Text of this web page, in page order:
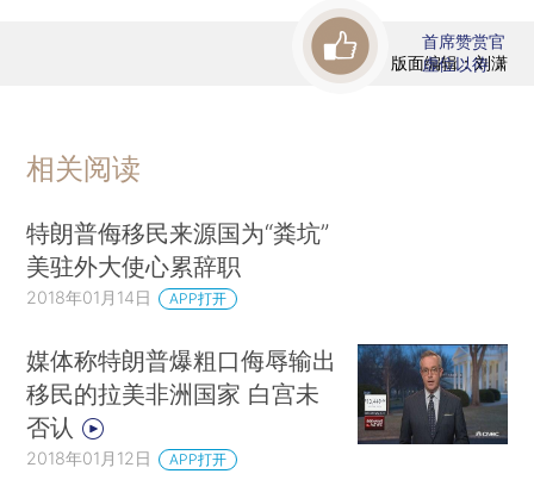
版面编辑：刘潇
首席赞赏官
虚位以待
相关阅读
特朗普侮移民来源国为“粪坑”
美驻外大使心累辞职
2018年01月14日 APP打开
媒体称特朗普爆粗口侮辱输出
移民的拉美非洲国家 白宫未
否认
2018年01月12日 APP打开